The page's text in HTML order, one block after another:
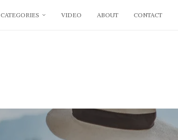
CATEGORIES VIDEO ABOUT CONTACT